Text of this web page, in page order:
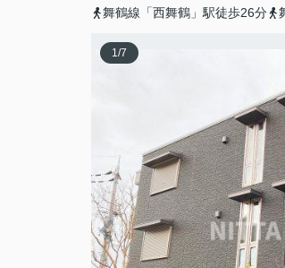
舞鶴線「西舞鶴」駅徒歩26分
1/7